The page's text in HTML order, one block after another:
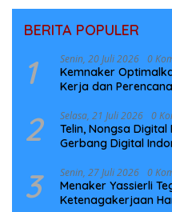
BERITA POPULER
1 Senin, 20 Juli 2026 0
Kemnaker
Kerja dan
2 Selasa, 21 Juli 2026 0
Telin, Nongsa
Gerbang Digital
3 Senin, 27 Juli 2026 0
Menaker Yassierli
Ketenagakerjaan